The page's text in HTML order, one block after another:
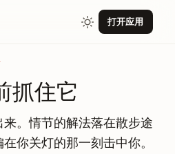
打开应用
抓住它
。情节的解法落在散步途
你关灯的那一刻击中你。